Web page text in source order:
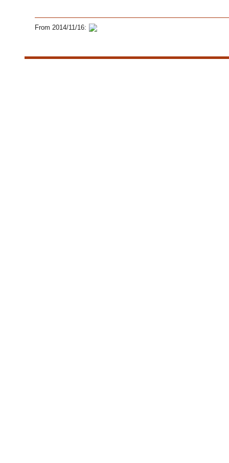
From 2014/11/16: